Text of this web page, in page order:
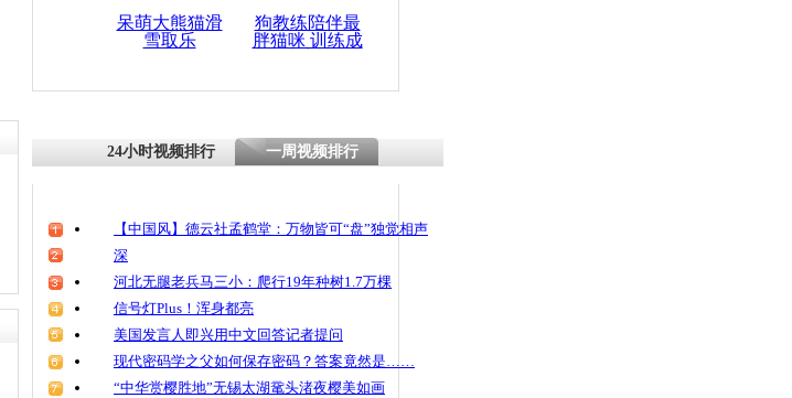
呆萌大熊猫滑
雪取乐
狗教练陪伴最
胖猫咪 训练成
24小时视频排行 一周视频排行
【中国风】德云社孟鹤堂：万物皆可“盘”独觉相声
深
河北无腿老兵马三小：爬行19年种树1.7万棵
信号灯Plus！浑身都亮
美国发言人即兴用中文回答记者提问
现代密码学之父如何保存密码？答案竟然是……
“中华赏樱胜地”无锡太湖鼋头渚夜樱美如画